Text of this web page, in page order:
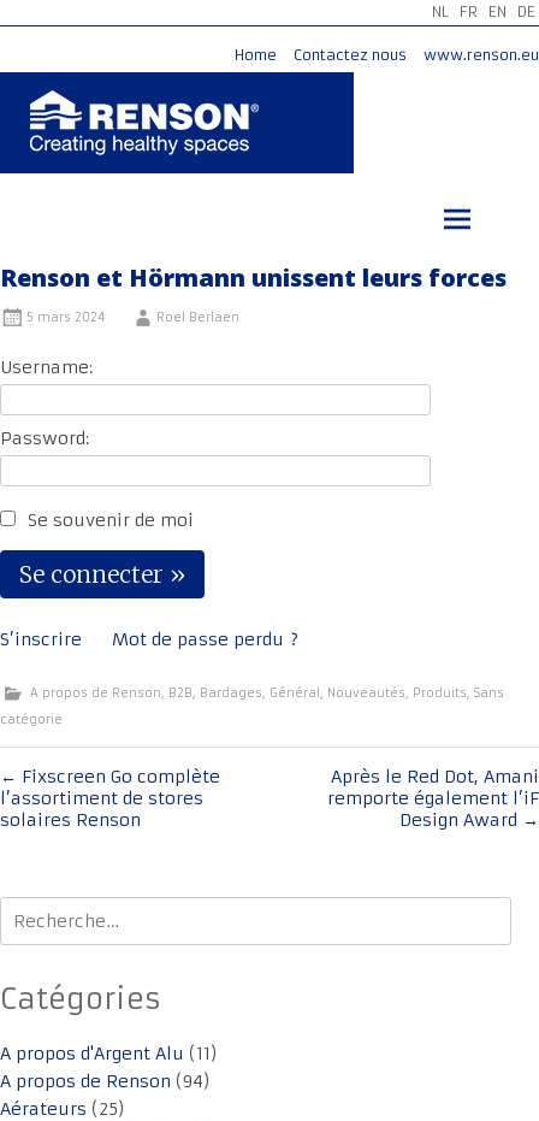
NL FR EN DE
Home Contactez nous www.renson.eu
Renson et Hörmann unissent leurs forces
5 mars 2024 Roel Berlaen
Username:
Password:
Se souvenir de moi
S’inscrire Mot de passe perdu ?
A propos de Renson, B2B, Bardages, Général, Nouveautés, Produits, Sans
catégorie
Navigation
de
← Fixscreen Go complète
l’assortiment de stores
solaires Renson
Après le Red Dot, Amani
remporte également l’iF
Design Award →
Rechercher :
Catégories
A propos d'Argent Alu (11)
A propos de Renson (94)
Aérateurs (25)